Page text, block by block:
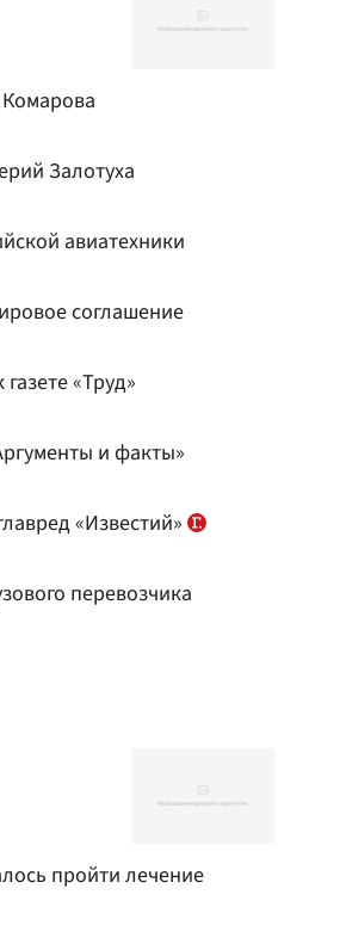
Залотуха
авиатехники
соглашение
«Труд»
и факты»
«Известий»
перевозчика
пройти лечение